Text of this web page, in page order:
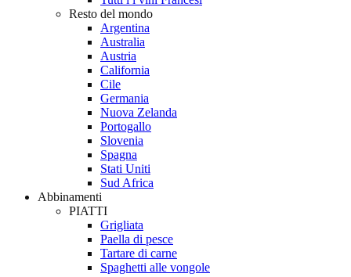
Resto del mondo
Argentina
Australia
Austria
California
Cile
Germania
Nuova Zelanda
Portogallo
Slovenia
Spagna
Stati Uniti
Sud Africa
Abbinamenti
PIATTI
Grigliata
Paella di pesce
Tartare di carne
Spaghetti alle vongole